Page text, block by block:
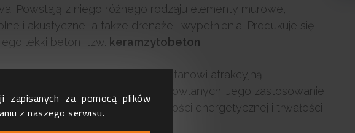
zapisanych za pomocą plików
z naszego serwisu.
Powstają z niego różnego rodzaju elementy murowe,
i akustyczne, a także drenaże i wypełnienia. Produkuje się
lekki beton, tzw. keramzytobeton.
stanowi atrakcyjną
dla tradycyjnych materiałów budowlanych. Jego zastosowanie
na łatwe zwiększenie efektywności energetycznej i trwałości